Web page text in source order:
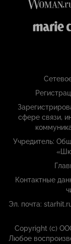
сфере связи,
Учредитель:
Контактные
Эл. почта:
Copyright (с)
Любое